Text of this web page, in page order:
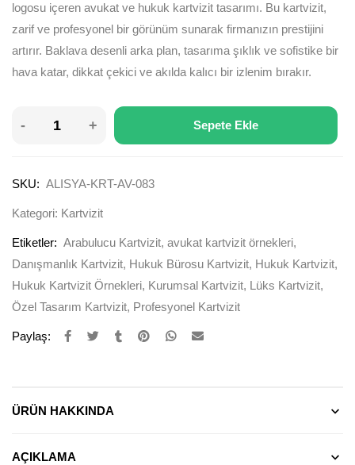
logosu içeren avukat ve hukuk kartvizit tasarımı. Bu kartvizit,
zarif ve profesyonel bir görünüm sunarak firmanızın prestijini
artırır. Baklava desenli arka plan, tasarıma şıklık ve sofistike bir
hava katar, dikkat çekici ve akılda kalıcı bir izlenim bırakır.
Sepete Ekle
SKU: ALISYA-KRT-AV-083
Kategori: Kartvizit
Etiketler: Arabulucu Kartvizit, avukat kartvizit örnekleri,
Danışmanlık Kartvizit, Hukuk Bürosu Kartvizit, Hukuk Kartvizit,
Hukuk Kartvizit Örnekleri, Kurumsal Kartvizit, Lüks Kartvizit,
Özel Tasarım Kartvizit, Profesyonel Kartvizit
Paylaş:
ÜRÜN HAKKINDA
AÇIKLAMA